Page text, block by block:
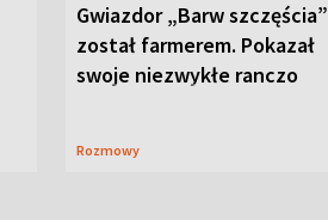
Gwiazdor „Barw szczęścia”
został farmerem. Pokazał
swoje niezwykłe ranczo
Rozmowy